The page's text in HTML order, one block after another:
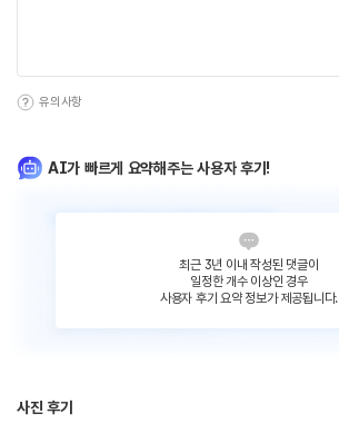
유의사항
AI가 빠르게 요약해주는 사용자 후기!
최근 3년 이내 작성된 댓글이
일정한 개수 이상인 경우
사용자 후기 요약 정보가 제공됩니다.
사진 후기